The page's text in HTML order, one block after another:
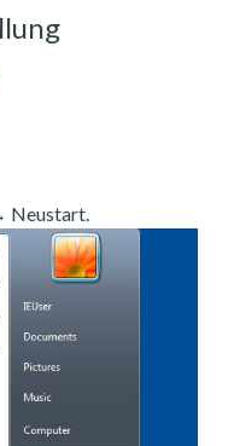
Neustart.